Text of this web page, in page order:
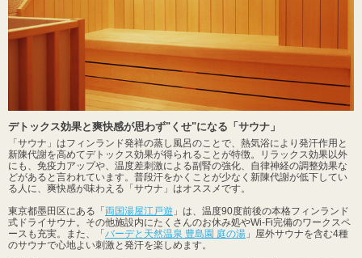
デトックス効果と爽快感が思わず"くせ"になる「サウナ」
「サウナ」はフィンランド発祥の蒸し風呂のことで、熱気浴により発汗作用と
新陳代謝を高めてデトックス効果が得られることが特徴。リラックス効果以外
にも、免疫力アップや、温度差刺激による副腎の強化、自律神経の調整効果な
どがあると言われています。普段汗をかくことが少なく新陳代謝が低下してい
る人に、爽快感が味わえる「サウナ」はオススメです。
東京都墨田区にある「 両国湯屋江戸遊 」は、温度90度前後の本格フィンランド
式ドライサウナ。その他施設内にたくさんのお休み処やWi-Fi完備のワークスペ
ースも充実。また、「 バーデと天然温泉 豊島園 庭の湯 」屋外サウナを含む4種
のサウナで心地よい刺激と発汗を楽しめます。